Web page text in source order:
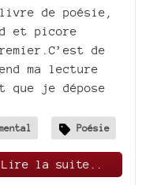
de poésie,
et picore
de
ma lecture
que je dépose
Poésie
Lire la suite..